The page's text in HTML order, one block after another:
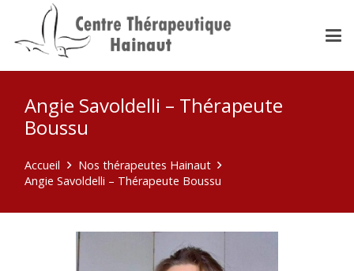
Angie Savoldelli – Thérapeute
Boussu
Accueil
Nos thérapeutes Hainaut
Angie Savoldelli – Thérapeute Boussu